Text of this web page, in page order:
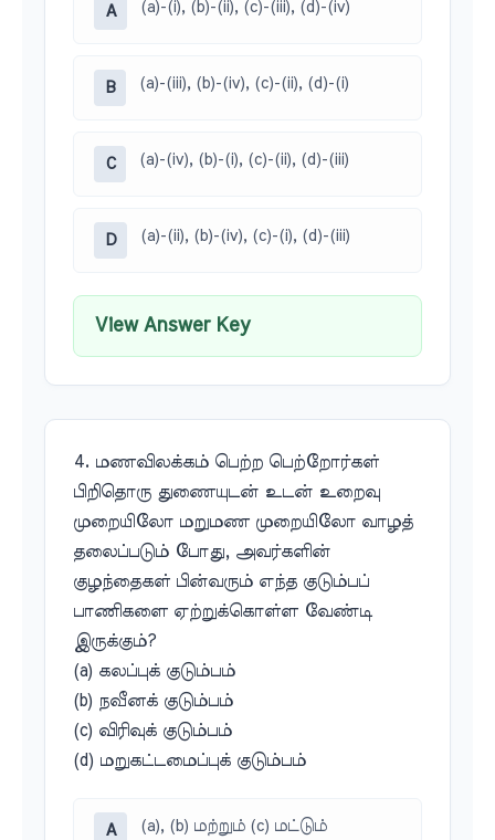
A (a)-(i), (b)-(ii), (c)-(iii), (d)-(iv)
B (a)-(iii), (b)-(iv), (c)-(ii), (d)-(i)
C (a)-(iv), (b)-(i), (c)-(ii), (d)-(iii)
D (a)-(ii), (b)-(iv), (c)-(i), (d)-(iii)
View Answer Key
4. மணவிலக்கம் பெற்ற பெற்றோர்கள்
பிறிதொரு துணையுடன் உடன் உறைவு
முறையிலோ மறுமண முறையிலோ வாழத்
தலைப்படும் போது, அவர்களின்
குழந்தைகள் பின்வரும் எந்த குடும்பப்
பாணிகளை ஏற்றுக்கொள்ள வேண்டி
இருக்கும்?
(a) கலப்புக் குடும்பம்
(b) நவீனக் குடும்பம்
(c) விரிவுக் குடும்பம்
(d) மறுகட்டமைப்புக் குடும்பம்
A (a), (b) மற்றும் (c) மட்டும்